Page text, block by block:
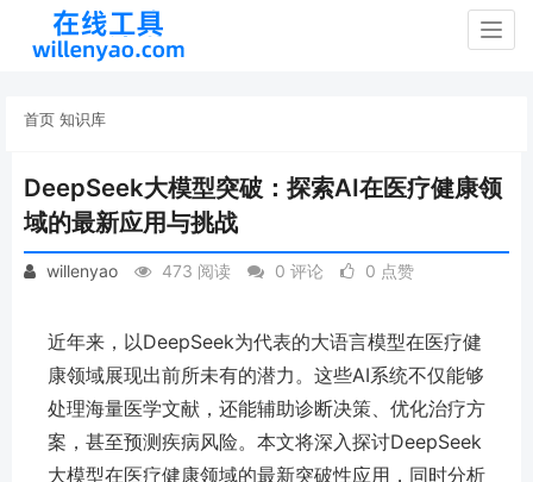
首页 知识库
DeepSeek大模型突破：探索AI在医疗健康领
域的最新应用与挑战
willenyao 473 阅读 0 评论 0 点赞
近年来，以DeepSeek为代表的大语言模型在医疗健
康领域展现出前所未有的潜力。这些AI系统不仅能够
处理海量医学文献，还能辅助诊断决策、优化治疗方
案，甚至预测疾病风险。本文将深入探讨DeepSeek
大模型在医疗健康领域的最新突破性应用，同时分析